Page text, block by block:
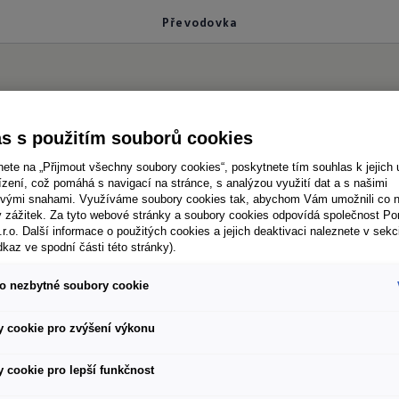
Převodovka
převodovka? U verzí Amarok Life a Amarok
Aventura jsou standardně vybaveny
by-wire. Základní verze Amaroku je
s použitím souborů cookies
na „Přijmout všechny soubory cookies“, poskytnete tím souhlas k jejich
což pomáhá s navigací na stránce, s analýzou využití dat a s našimi
snahami. Využíváme soubory cookies tak, abychom Vám umožnili co
zážitek. Za tyto webové stránky a soubory cookies odpovídá společnost
Další informace o použitých cookies a jejich deaktivaci naleznete v
ve spodní části této stránky).
nezbytné soubory cookie
cookie pro zvýšení výkonu
cookie pro lepší funkčnost